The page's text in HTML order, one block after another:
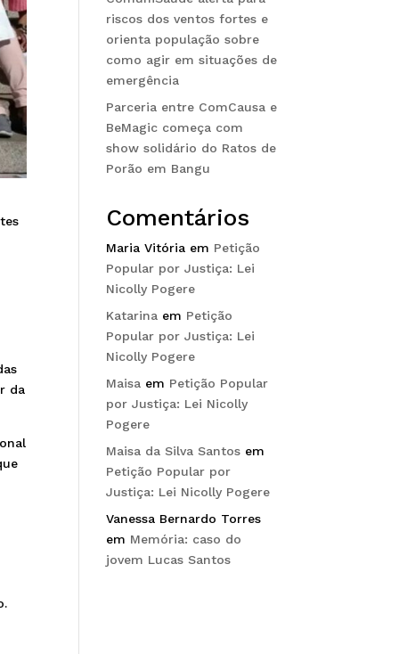
da
riscos dos ventos fortes e
orienta população sobre
como agir em situações de
emergência
Parceria entre ComCausa e
BeMagic começa com
show solidário do Ratos de
Porão em Bangu
Comentários
Maria Vitória em Petição
Popular por Justiça: Lei
Nicolly Pogere
Katarina em Petição
Popular por Justiça: Lei
Nicolly Pogere
Maisa em Petição Popular
por Justiça: Lei Nicolly
Pogere
Maisa da Silva Santos em
Petição Popular por
Justiça: Lei Nicolly Pogere
Vanessa Bernardo Torres
em Memória: caso do
jovem Lucas Santos